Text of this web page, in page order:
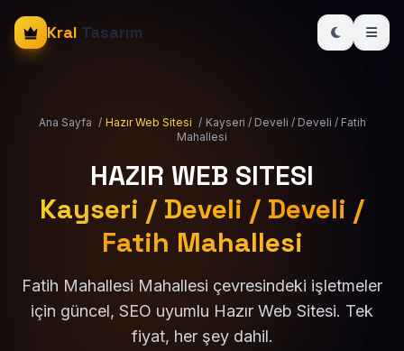
Kral Tasarım
Ana Sayfa / Hazır Web Sitesi / Kayseri / Develi / Develi / Fatih
Mahallesi
HAZIR WEB SITESI
Kayseri / Develi / Develi /
Fatih Mahallesi
Fatih Mahallesi Mahallesi çevresindeki işletmeler
için güncel, SEO uyumlu Hazır Web Sitesi. Tek
fiyat, her şey dahil.